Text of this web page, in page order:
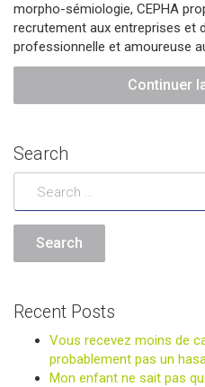
morpho-sémiologie, CEPHA
recrutement aux entreprises et
professionnelle et amoureuse
Continuer
Search
Recent Posts
Vous recevez moins de
probablement pas un
Mon enfant ne sait pas